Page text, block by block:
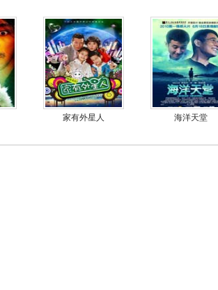
家有外星人 海洋天堂